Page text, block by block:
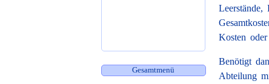
Gesamtmenü
Leerstände,
Kosten
Benötigt
Abteilung